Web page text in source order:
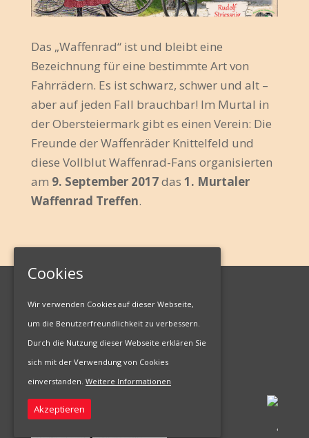
Das „Waffenrad“ ist und bleibt eine
Bezeichnung für eine bestimmte Art von
Fahrrädern. Es ist schwarz, schwer und alt –
aber auf jeden Fall brauchbar! Im Murtal in
der Obersteiermark gibt es einen Verein: Die
Freunde der Waffenräder Knittelfeld und
diese Vollblut Waffenrad-Fans organisierten
am 9. September 2017das 1. Murtaler
Waffenrad Treffen.
Datenschutzerklärung
Cookies
Wir verwenden Cookies auf dieser Webseite,
um die Benutzerfreundlichkeit zu verbessern.
Durch die Nutzung dieser Webseite erklären Sie
sich mit der Verwendung von Cookies
einverstanden. Weitere Informationen
Akzeptieren